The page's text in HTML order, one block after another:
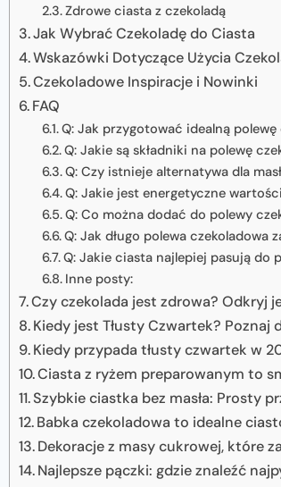
Zdrowe ciasta z czekoladą
Jak Wybrać Czekoladę do Ciasta
Wskazówki Dotyczące Użycia
Czekoladowe Inspiracje i Nowinki
FAQ
Q: Jak przygotować idealną polewę
Q: Jakie są składniki na polewę
Q: Czy istnieje alternatywa dla
Q: Jakie jest energetyczne
Q: Co można dodać do polewy
Q: Jak długo polewa czekoladowa
Q: Jakie ciasta najlepiej pasują do
Inne posty:
Czy czekolada jest zdrowa? Odkryj
Kiedy jest Tłusty Czwartek? Poznaj
Kiedy przypada tłusty czwartek w
Ciasta z ryżem preparowanym to
Szybkie ciastka bez masła: Prosty
Babka czekoladowa to idealne
Dekoracje z masy cukrowej, które
Najlepsze pączki: gdzie znaleźć